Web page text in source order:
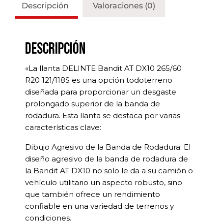
Descripción Valoraciones (0)
Descripción
«La llanta DELINTE Bandit AT DX10 265/60
R20 121/118S es una opción todoterreno
diseñada para proporcionar un desgaste
prolongado superior de la banda de
rodadura. Esta llanta se destaca por varias
características clave:
Dibujo Agresivo de la Banda de Rodadura: El
diseño agresivo de la banda de rodadura de
la Bandit AT DX10 no solo le da a su camión o
vehículo utilitario un aspecto robusto, sino
que también ofrece un rendimiento
confiable en una variedad de terrenos y
condiciones.